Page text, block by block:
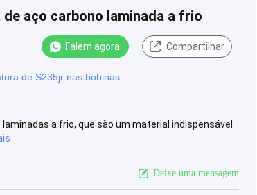
de aço carbono laminada a frio
Falem agora. Compartilhar
de S235jr nas bobinas
a frio, que são um material indispensável
Deixe uma mensagem